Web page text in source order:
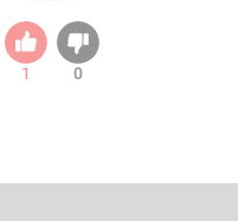
1 0